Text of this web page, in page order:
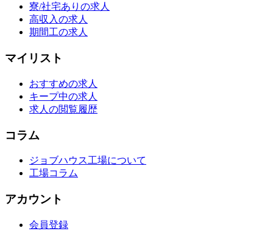
寮/社宅ありの求人
高収入の求人
期間工の求人
マイリスト
おすすめの求人
キープ中の求人
求人の閲覧履歴
コラム
ジョブハウス工場について
工場コラム
アカウント
会員登録